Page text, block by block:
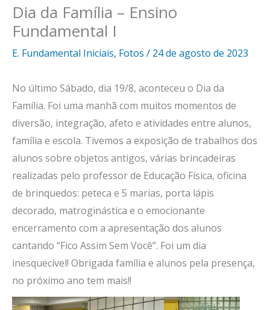
Dia da Família – Ensino
Fundamental I
E. Fundamental Iniciais, Fotos / 24 de agosto de 2023
No último Sábado, dia 19/8, aconteceu o Dia da
Família. Foi uma manhã com muitos momentos de
diversão, integração, afeto e atividades entre alunos,
família e escola. Tivemos a exposição de trabalhos dos
alunos sobre objetos antigos, várias brincadeiras
realizadas pelo professor de Educação Física, oficina
de brinquedos: peteca e 5 marias, porta lápis
decorado, matroginástica e o emocionante
encerramento com a apresentação dos alunos
cantando “Fico Assim Sem Você”. Foi um dia
inesquecível! Obrigada família e alunos pela presença,
no próximo ano tem mais!!